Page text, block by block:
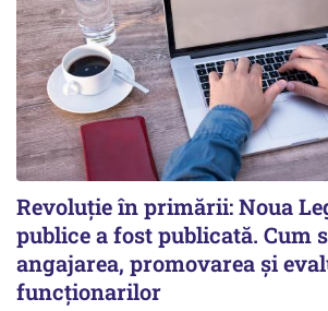
Revoluție în primării: Noua
publice a fost publicată. Cum
angajarea, promovarea și
funcționarilor